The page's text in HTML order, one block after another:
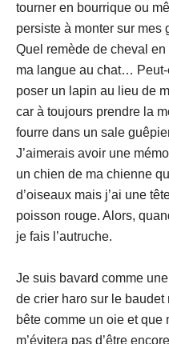
tourner en bourrique ou
persiste à monter sur mes
Quel remède de cheval
ma langue au chat… Peut-
poser un lapin au lieu de
car à toujours prendre la
fourre dans un sale
J’aimerais avoir une
un chien de ma chienne
d’oiseaux mais j’ai une
poisson rouge. Alors,
je fais l’autruche.
Je suis bavard comme
de crier haro sur le
bête comme un oie et
m’évitera pas d’être